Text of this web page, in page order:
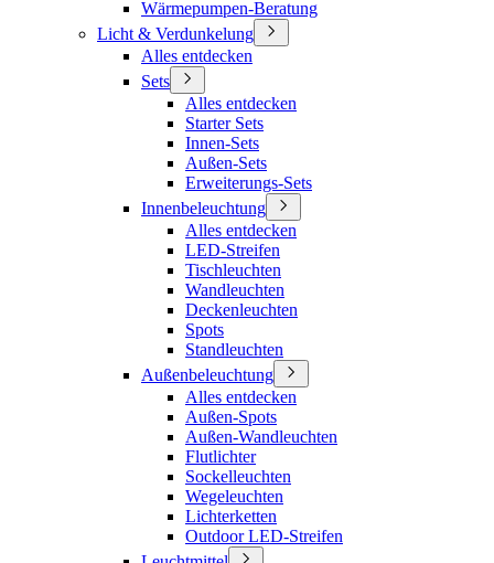
Wärmepumpen-Beratung
Licht & Verdunkelung
Alles entdecken
Sets
Alles entdecken
Starter Sets
Innen-Sets
Außen-Sets
Erweiterungs-Sets
Innenbeleuchtung
Alles entdecken
LED-Streifen
Tischleuchten
Wandleuchten
Deckenleuchten
Spots
Standleuchten
Außenbeleuchtung
Alles entdecken
Außen-Spots
Außen-Wandleuchten
Flutlichter
Sockelleuchten
Wegeleuchten
Lichterketten
Outdoor LED-Streifen